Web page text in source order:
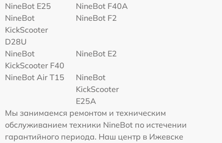
NineBot E25
NineBot F40A
NineBot
KickScooter
D28U
NineBot F2
NineBot
KickScooter F40
NineBot E2
NineBot Air T15
NineBot
KickScooter
E25A
Мы занимаемся ремонтом и техническим
обслуживанием техники NineBot по истечении
гарантийного периода. Наш центр в Ижевске